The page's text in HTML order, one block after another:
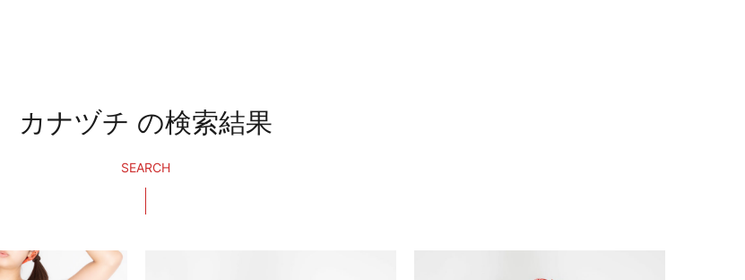
カナヅチ の検索結果
SEARCH